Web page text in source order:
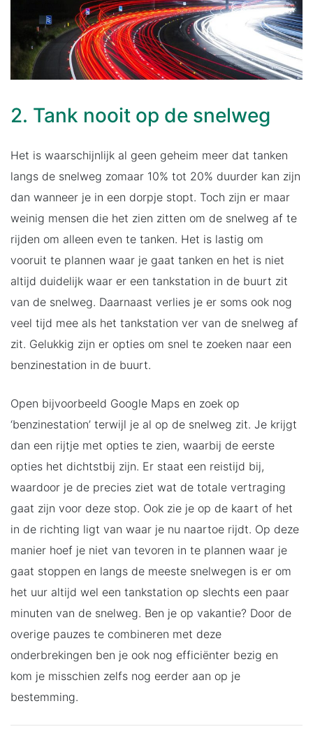
2. Tank nooit op de snelweg
Het is waarschijnlijk al geen geheim meer dat tanken
langs de snelweg zomaar 10% tot 20% duurder kan zijn
dan wanneer je in een dorpje stopt. Toch zijn er maar
weinig mensen die het zien zitten om de snelweg af te
rijden om alleen even te tanken. Het is lastig om
vooruit te plannen waar je gaat tanken en het is niet
altijd duidelijk waar er een tankstation in de buurt zit
van de snelweg. Daarnaast verlies je er soms ook nog
veel tijd mee als het tankstation ver van de snelweg af
zit. Gelukkig zijn er opties om snel te zoeken naar een
benzinestation in de buurt.
Open bijvoorbeeld Google Maps en zoek op
‘benzinestation’ terwijl je al op de snelweg zit. Je krijgt
dan een rijtje met opties te zien, waarbij de eerste
opties het dichtstbij zijn. Er staat een reistijd bij,
waardoor je de precies ziet wat de totale vertraging
gaat zijn voor deze stop. Ook zie je op de kaart of het
in de richting ligt van waar je nu naartoe rijdt. Op deze
manier hoef je niet van tevoren in te plannen waar je
gaat stoppen en langs de meeste snelwegen is er om
het uur altijd wel een tankstation op slechts een paar
minuten van de snelweg. Ben je op vakantie? Door de
overige pauzes te combineren met deze
onderbrekingen ben je ook nog efficiënter bezig en
kom je misschien zelfs nog eerder aan op je
bestemming.